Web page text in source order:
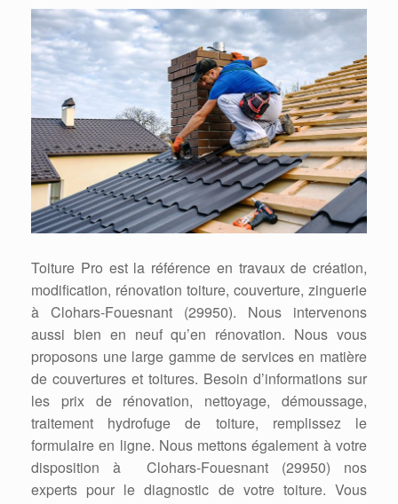
Toiture Pro est la référence en travaux de création,
modification, rénovation toiture, couverture, zinguerie
à Clohars-Fouesnant (29950). Nous intervenons
aussi bien en neuf qu’en rénovation. Nous vous
proposons une large gamme de services en matière
de couvertures et toitures. Besoin d’informations sur
les prix de rénovation, nettoyage, démoussage,
traitement hydrofuge de toiture, remplissez le
formulaire en ligne. Nous mettons également à votre
disposition à Clohars-Fouesnant (29950) nos
experts pour le diagnostic de votre toiture. Vous